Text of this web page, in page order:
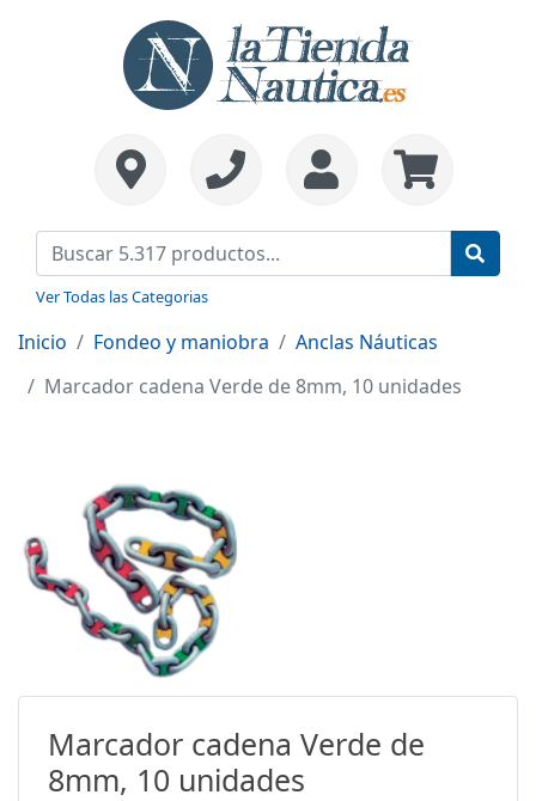
Ver Todas las Categorias
Inicio Fondeo y maniobra
Anclas Náuticas
Marcador cadena Verde de 8mm, 10 unidades
Marcador cadena Verde de
8mm, 10 unidades